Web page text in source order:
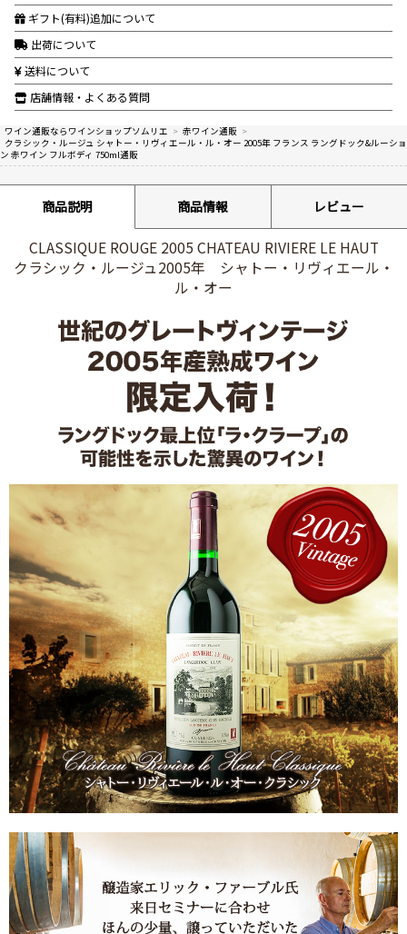
ギフト(有料)追加について
出荷について
送料について
店舗情報・よくある質問
ワイン通販ならワインショップソムリエ > 赤ワイン通販 >
クラシック・ルージュ シャトー・リヴィエール・ル・オー 2005年 フランス ラングドック&ルーショ
ン 赤ワイン フルボディ 750ml通販
商品説明 商品情報 レビュー
CLASSIQUE ROUGE 2005 CHATEAU RIVIERE LE HAUT
クラシック・ルージュ2005年 シャトー・リヴィエール・
ル・オー